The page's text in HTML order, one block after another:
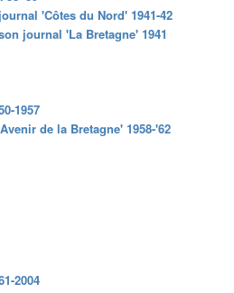
'Côtes du Nord' 1941-42
journal 'La Bretagne' 1941
1957
de la Bretagne' 1958-'62
2004